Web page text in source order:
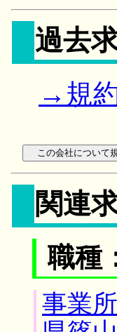
過去
→規
関連
職種
事業